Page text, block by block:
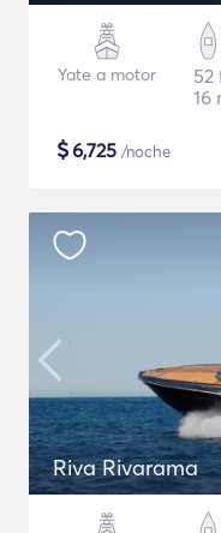
Yate a motor
52
16
$6,725 /noche
Riva Rivarama